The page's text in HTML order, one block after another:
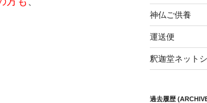
神仏ご供養
運送便
釈迦堂ネット
過去履歴